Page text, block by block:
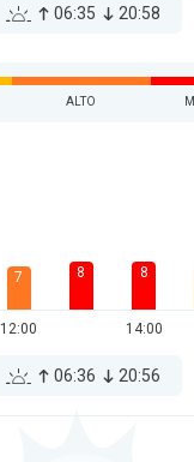
06:35 20:58
ALTO
7
12:00
8 8
14:00
06:36 20:56